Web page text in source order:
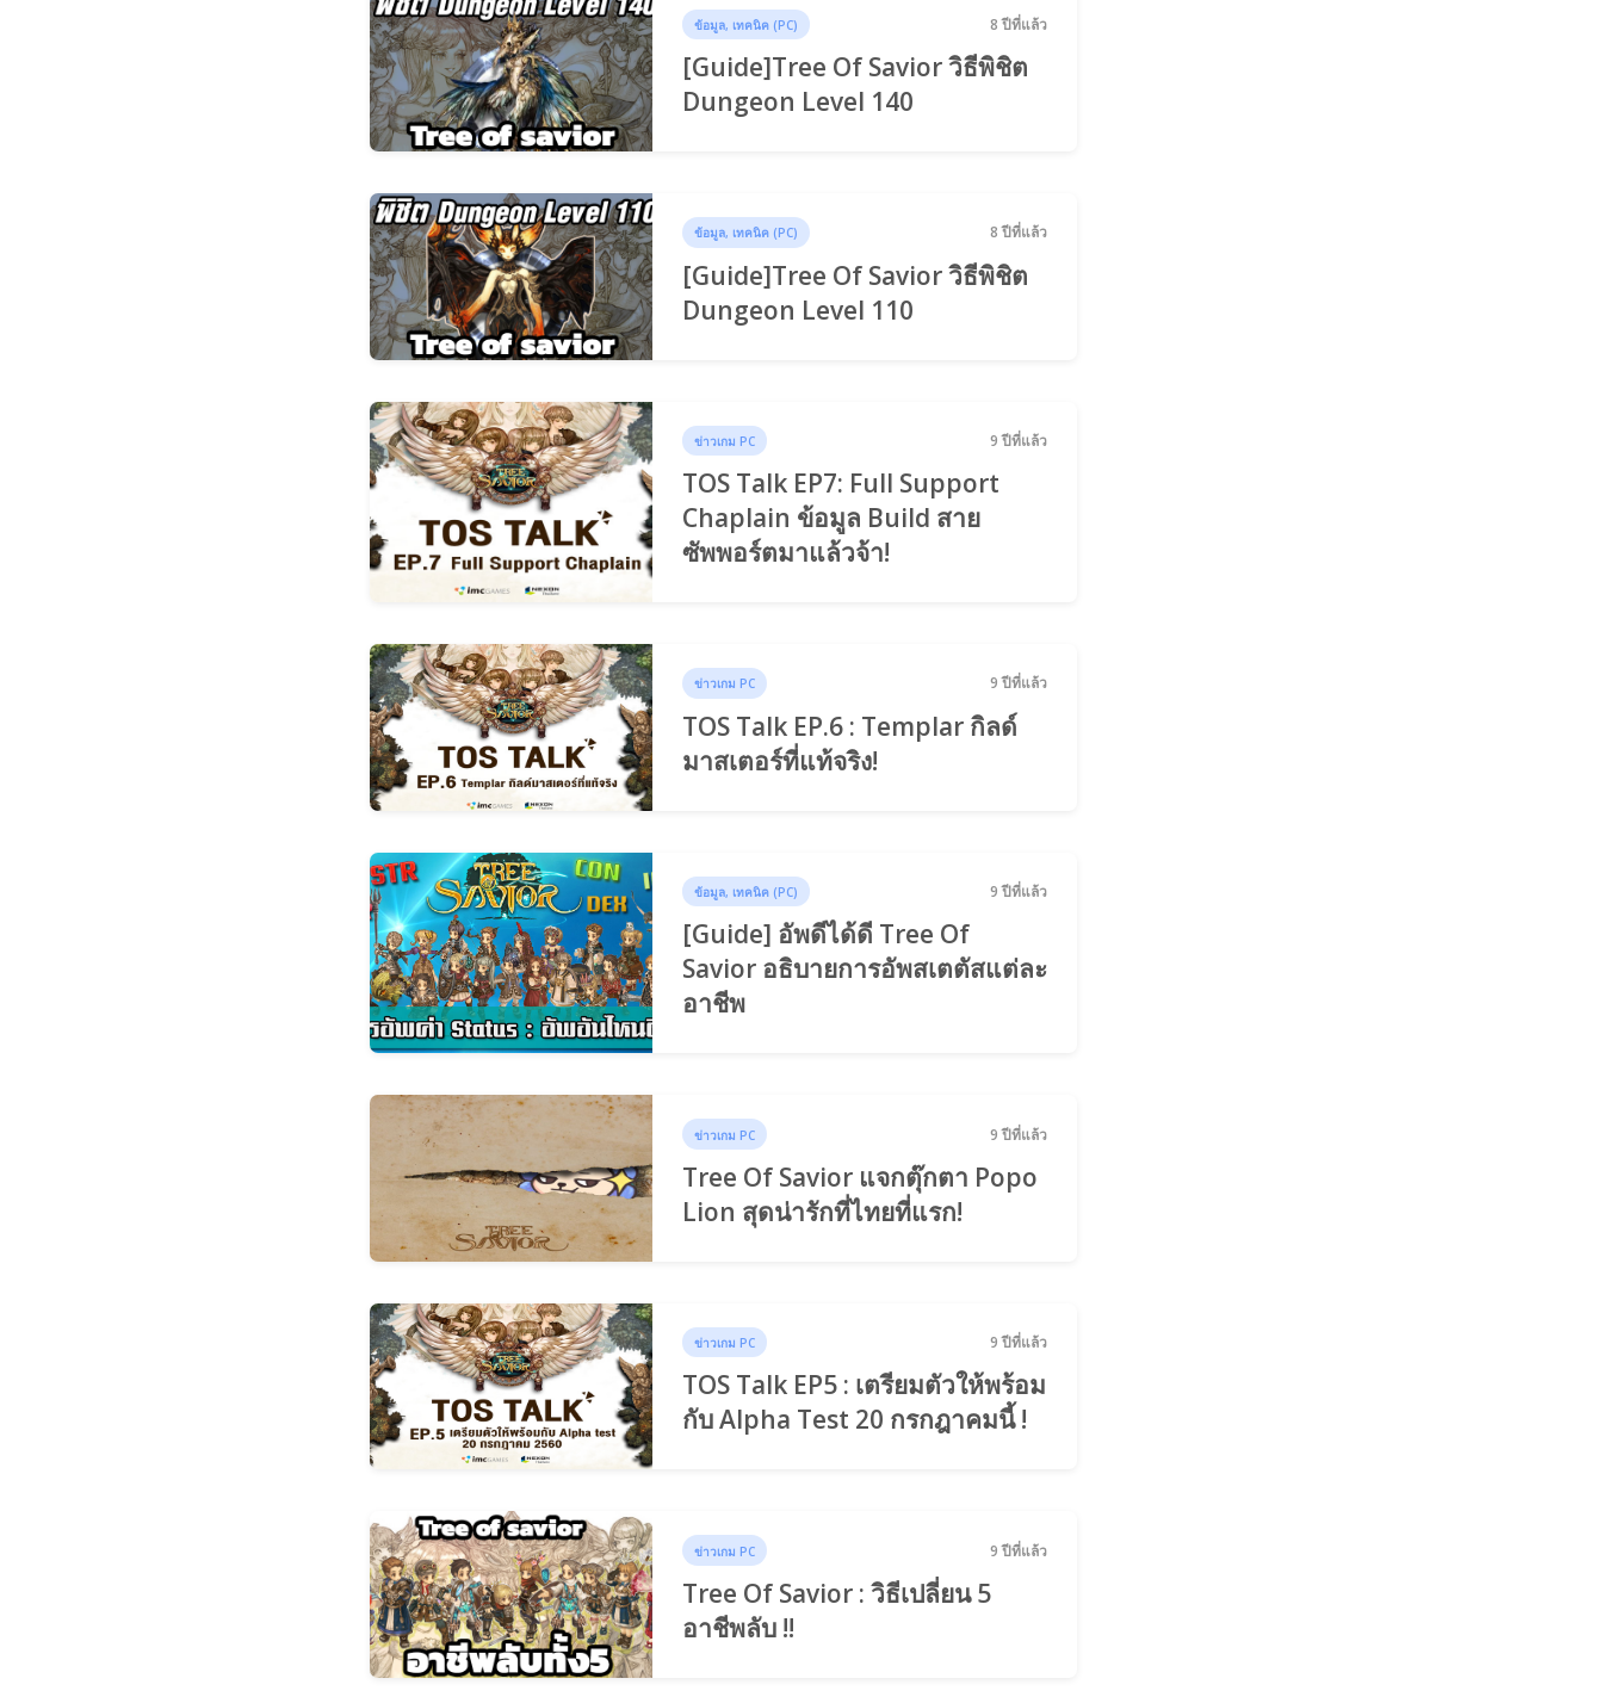
ข้อมูล, เทคนิค (PC) 8 ปีที่แล้ว
[Guide]Tree Of Savior วิธีพิชิต
Dungeon Level 140
ข้อมูล, เทคนิค (PC) 8 ปีที่แล้ว
[Guide]Tree Of Savior วิธีพิชิต
Dungeon Level 110
ข่าวเกม PC 9 ปีที่แล้ว
TOS Talk EP7: Full Support
Chaplain ข้อมูล Build สาย
ซัพพอร์ตมาแล้วจ้า!
ข่าวเกม PC 9 ปีที่แล้ว
TOS Talk EP.6 : Templar กิลด์
มาสเตอร์ที่แท้จริง!
ข้อมูล, เทคนิค (PC) 9 ปีที่แล้ว
[Guide] อัพดีได้ดี Tree Of
Savior อธิบายการอัพสเตตัสแต่ละ
อาชีพ
ข่าวเกม PC 9 ปีที่แล้ว
Tree Of Savior แจกตุ๊กตา Popo
Lion สุดน่ารักที่ไทยที่แรก!
ข่าวเกม PC 9 ปีที่แล้ว
TOS Talk EP5 : เตรียมตัวให้พร้อม
กับ Alpha Test 20 กรกฎาคมนี้ !
ข่าวเกม PC 9 ปีที่แล้ว
Tree Of Savior : วิธีเปลี่ยน 5
อาชีพลับ !!